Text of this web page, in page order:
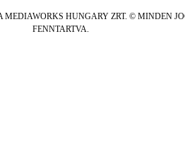
MEDIAWORKS HUNGARY ZRT. © MINDEN
FENNTARTVA.